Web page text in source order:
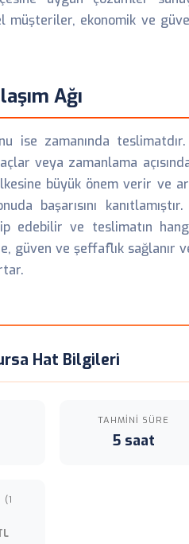
ekonomik ve
Ağı
ise zamanında
veya zamanlama
büyük önem verir ve
başarısını
edebilir ve teslimatın
güven ve şeffaflık sağlanır
Hat Bilgileri
TAHMINI SÜRE
5 saat
(1